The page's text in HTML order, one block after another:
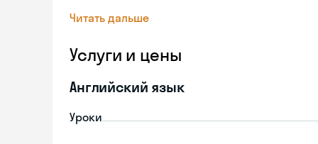
Читать дальше
Услуги и цены
Английский язык
Уроки